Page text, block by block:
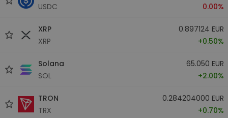
USDC
0.00%
XRP
XRP
0.897124 EUR
+0.50%
Solana
SOL
65.050 EUR
+2.00%
TRON
TRX
0.284204000 EUR
+0.70%